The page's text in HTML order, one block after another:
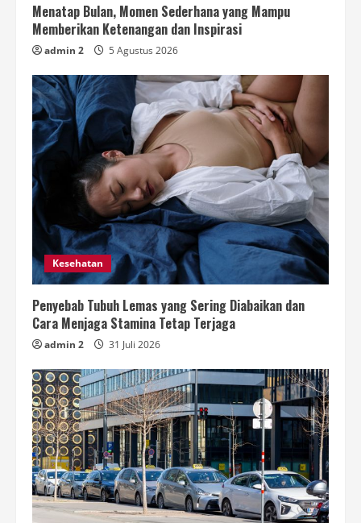
Menatap Bulan, Momen Sederhana yang Mampu
Memberikan Ketenangan dan Inspirasi
admin 2 5 Agustus 2026
Kesehatan
Penyebab Tubuh Lemas yang Sering Diabaikan dan
Cara Menjaga Stamina Tetap Terjaga
admin 2 31 Juli 2026